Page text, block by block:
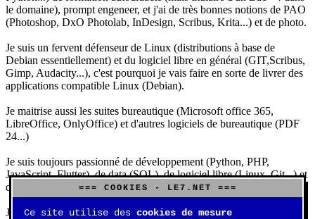
le domaine), prompt engeneer, et j'ai de très bonnes notions de PAO
(Photoshop, DxO Photolab, InDesign, Scribus, Krita...) et de photo.
Je suis un fervent défenseur de Linux (distributions à base de
Debian essentiellement) et du logiciel libre en général (GIT,Scribus,
Gimp, Audacity...), c'est pourquoi je vais faire en sorte de livrer des
applications compatible Linux (Debian).
Je maitrise aussi les suites bureautique (Microsoft office 365,
LibreOffice, OnlyOffice) et d'autres logiciels de bureautique (PDF
24...)
Je suis toujours passionné de développement (Python, PHP,
JavaScript, Flutter), de data (SQL), de logiciel libre (Linux, Git...) et
d'IA (principalement Claude et DeepSeek).
J'aime jouer, surtout aux jeux de sociétés (Risk, Uno, Scrabble...),
=== COOKIES - LE7.NET ===
Ce site utilise des cookies de mesure